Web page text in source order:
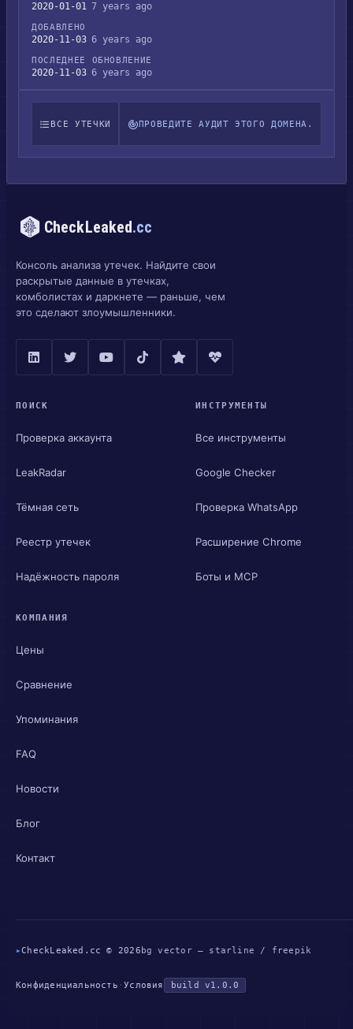
2020-01-01 7 years ago
ДОБАВЛЕНО
2020-11-03 6 years ago
ПОСЛЕДНЕЕ ОБНОВЛЕНИЕ
2020-11-03 6 years ago
ВСЕ УТЕЧКИ ПРОВЕДИТЕ АУДИТ ЭТОГО ДОМЕНА.
CheckLeaked.cc
Консоль анализа утечек. Найдите свои
раскрытые данные в утечках,
комболистах и даркнете — раньше, чем
это сделают злоумышленники.
ПОИСК
Проверка аккаунта
LeakRadar
Тёмная сеть
Реестр утечек
Надёжность пароля
ИНСТРУМЕНТЫ
Все инструменты
Google Checker
Проверка WhatsApp
Расширение Chrome
Боты и MCP
КОМПАНИЯ
Цены
Сравнение
Упоминания
FAQ
Новости
Блог
Контакт
▸CheckLeaked.cc © 2026 bg vector — starline / freepik
Конфиденциальность ·Условия build v1.0.0